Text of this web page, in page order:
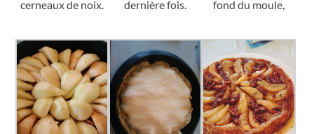
cerneaux de noix. dernière fois. fond du moule,